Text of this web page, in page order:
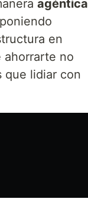
agéntica
en
ahorrarte no
que lidiar con